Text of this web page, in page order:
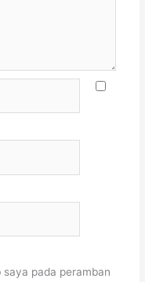
pada peramban